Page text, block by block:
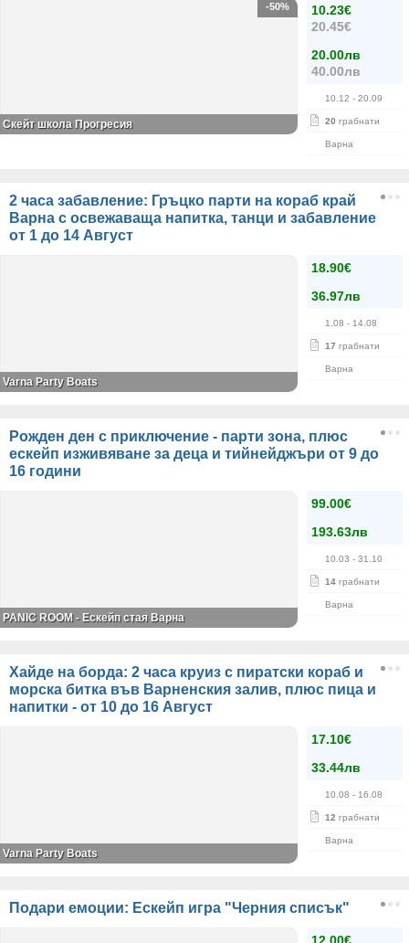
10.23€
20.45€
20.00лв
40.00лв
10.12 - 20.09
20 грабнати
Варна
-50%
Скейт школа Прогресия
2 часа забавление: Гръцко парти на кораб край
Варна с освежаваща напитка, танци и забавление
от 1 до 14 Αвгуст
18.90€
36.97лв
1.08 - 14.08
17 грабнати
Варна
Varna Party Boats
Рожден ден с приключение - парти зона, плюс
ескейп изживяване за деца и тийнейджъри от 9 до
16 години
99.00€
193.63лв
10.03 - 31.10
14 грабнати
Варна
PANIC ROOM - Ескейп стая Варна
Хайде на борда: 2 часа круиз с пиратски кораб и
морска битка във Варненския залив, плюс пица и
напитки - от 10 до 16 Август
17.10€
33.44лв
10.08 - 16.08
12 грабнати
Варна
Varna Party Boats
Подари емоции: Ескейп игра "Черния списък"